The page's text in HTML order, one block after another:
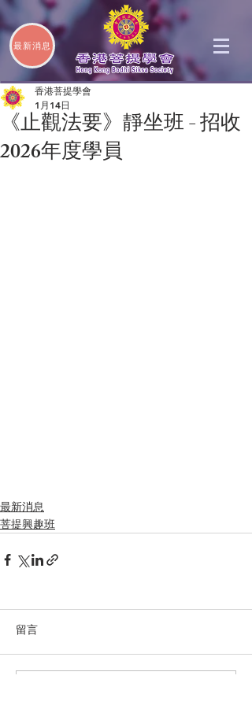
最新消息
《止觀法要》靜坐班 - 招收
2026年度學員
香港菩提學會
1月14日
最新消息
菩提興趣班
留言